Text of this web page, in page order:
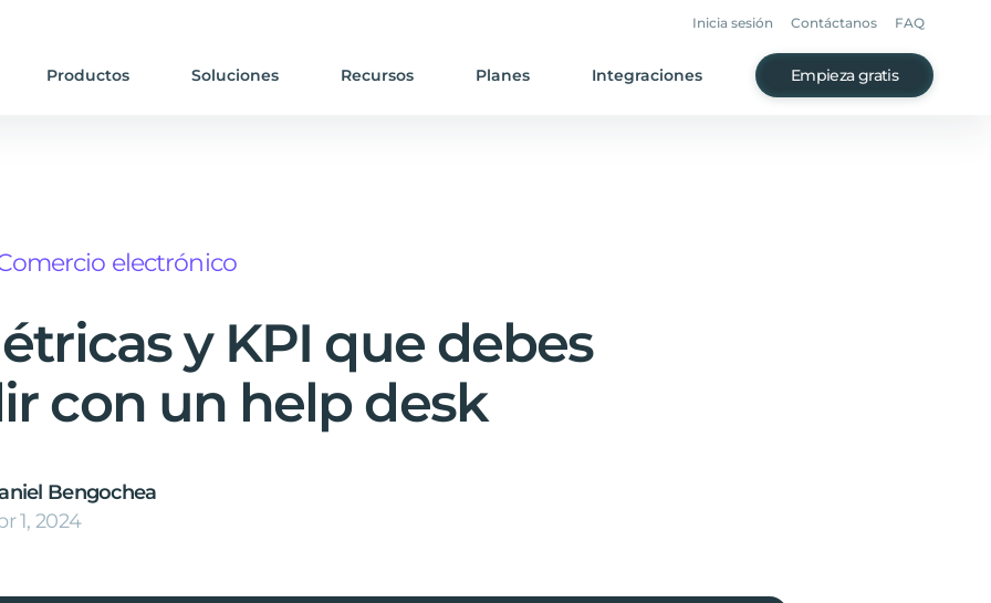
Inicia sesión Contáctanos FAQ
Productos Soluciones Recursos Planes Integraciones Empieza gratis
electrónico
y KPI que debes
con un help desk
Bengochea
1, 2024